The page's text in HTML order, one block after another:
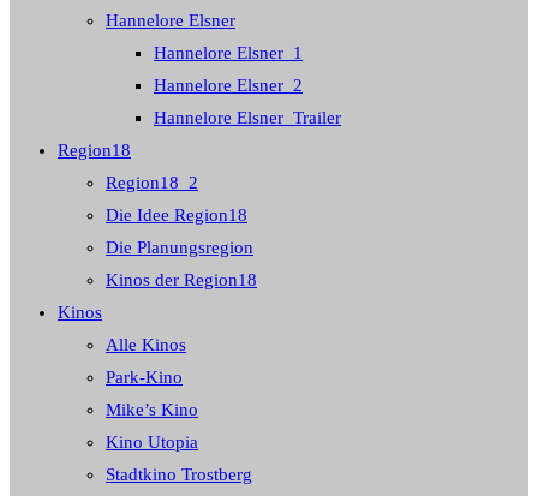
Hannelore Elsner
Hannelore Elsner_1
Hannelore Elsner_2
Hannelore Elsner_Trailer
Region18
Region18_2
Die Idee Region18
Die Planungsregion
Kinos der Region18
Kinos
Alle Kinos
Park-Kino
Mike’s Kino
Kino Utopia
Stadtkino Trostberg